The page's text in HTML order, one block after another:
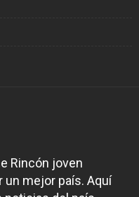
Rincón joven
mejor país. Aquí